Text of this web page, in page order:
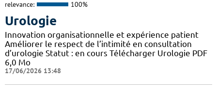
relevance: 100%
Urologie
Innovation organisationnelle et expérience patient
Améliorer le respect de l’intimité en consultation
d’urologie Statut : en cours Télécharger Urologie PDF
6,0 Mo
17/06/2026 13:48